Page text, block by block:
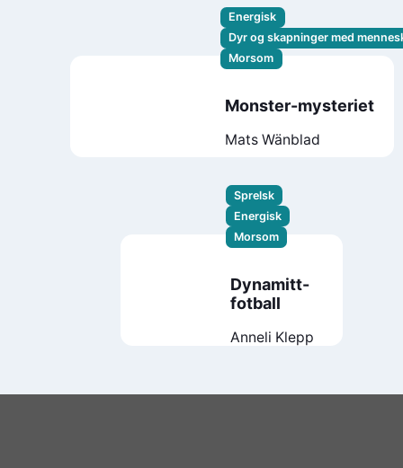
Energisk
Dyr og skapninger med
Morsom
Monster-mysteriet
Mats Wänblad
Sprelsk
Energisk
Morsom
Dynamitt-
fotball
Anneli Klepp